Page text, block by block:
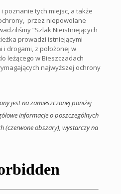
poznanie tych miejsc, a także
przez niepowołane
“Szlak Nieistniejących
prowadzi istniejącymi
drogami, z położonej w
leżącego w Bieszczadach
najwyższej ochrony
jest na zamieszczonej poniżej
informacje o poszczególnych
(czerwone obszary), wystarczy na